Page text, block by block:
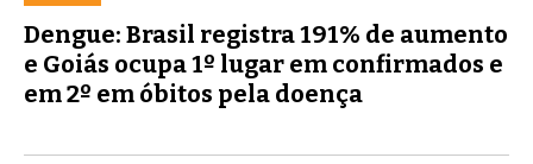
Dengue: Brasil registra 191% de aumento
e Goiás ocupa 1º lugar em confirmados e
em 2º em óbitos pela doença